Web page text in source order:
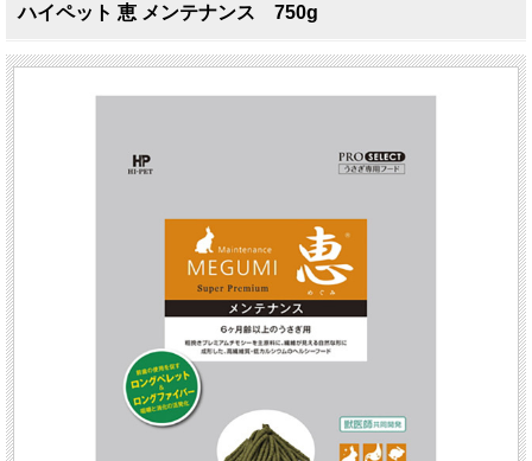
ハイペット 恵 メンテナンス 750g